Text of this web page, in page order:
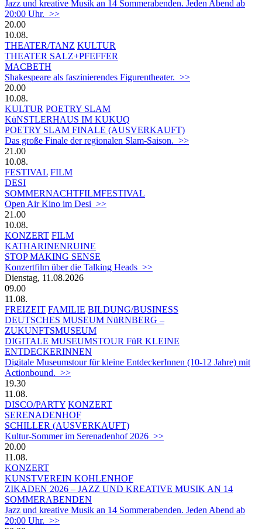
Jazz und kreative Musik an 14 Sommerabenden. Jeden Abend ab
20:00 Uhr. >>
20.00
10.08.
THEATER/TANZ KULTUR
THEATER SALZ+PFEFFER
MACBETH
Shakespeare als faszinierendes Figurentheater. >>
20.00
10.08.
KULTUR POETRY SLAM
KüNSTLERHAUS IM KUKUQ
POETRY SLAM FINALE (AUSVERKAUFT)
Das große Finale der regionalen Slam-Saison. >>
21.00
10.08.
FESTIVAL FILM
DESI
SOMMERNACHTFILMFESTIVAL
Open Air Kino im Desi >>
21.00
10.08.
KONZERT FILM
KATHARINENRUINE
STOP MAKING SENSE
Konzertfilm über die Talking Heads >>
Dienstag, 11.08.2026
09.00
11.08.
FREIZEIT FAMILIE BILDUNG/BUSINESS
DEUTSCHES MUSEUM NüRNBERG –
ZUKUNFTSMUSEUM
DIGITALE MUSEUMSTOUR FüR KLEINE
ENTDECKERINNEN
Digitale Museumstour für kleine EntdeckerInnen (10-12 Jahre) mit
Actionbound. >>
19.30
11.08.
DISCO/PARTY KONZERT
SERENADENHOF
SCHILLER (AUSVERKAUFT)
Kultur-Sommer im Serenadenhof 2026 >>
20.00
11.08.
KONZERT
KUNSTVEREIN KOHLENHOF
ZIKADEN 2026 – JAZZ UND KREATIVE MUSIK AN 14
SOMMERABENDEN
Jazz und kreative Musik an 14 Sommerabenden. Jeden Abend ab
20:00 Uhr. >>